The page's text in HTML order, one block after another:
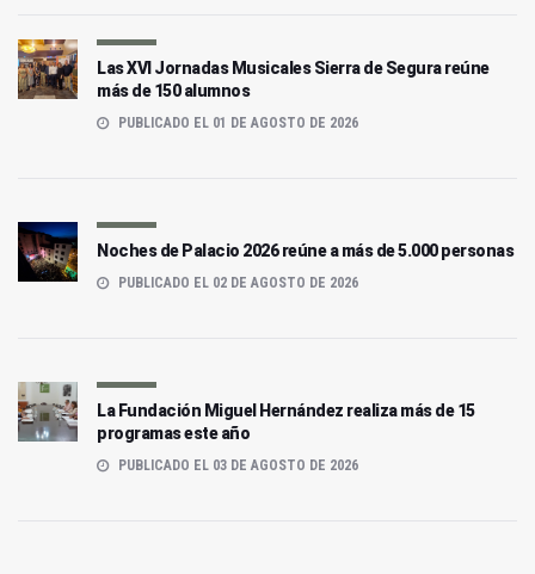
Las XVI Jornadas Musicales Sierra de Segura reúne
más de 150 alumnos
PUBLICADO EL 01 DE AGOSTO DE 2026
Noches de Palacio 2026 reúne a más de 5.000 personas
PUBLICADO EL 02 DE AGOSTO DE 2026
La Fundación Miguel Hernández realiza más de 15
programas este año
PUBLICADO EL 03 DE AGOSTO DE 2026